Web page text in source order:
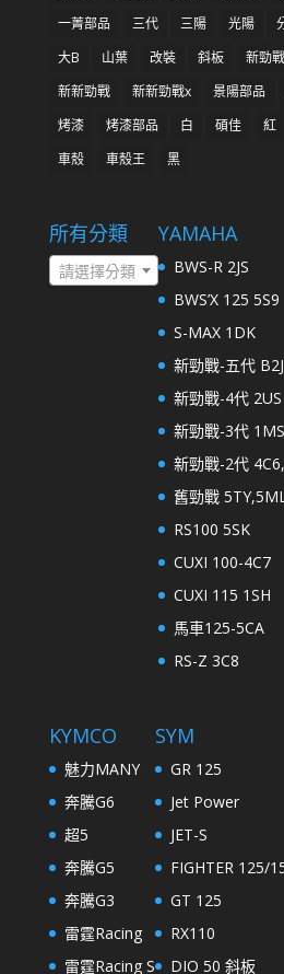
一菁部品
三代 三陽 光陽
大B
山葉 改裝 斜板 新勁戰
新新勁戰
新新勁戰x 景陽部品
烤漆
烤漆部品 白 碩佳 紅
車殼
車殼王 黑
所有分類
請選擇分類
YAMAHA
BWS-R 2JS
BWS’X 125 5S9
S-MAX 1DK
新勁戰-五代 B2J
新勁戰-4代 2US
新勁戰-3代 1MS
新勁戰-2代
舊勁戰
RS100 5SK
CUXI 100-4C7
CUXI 115 1SH
馬車125-5CA
RS-Z 3C8
KYMCO
魅力MANY
奔騰G6
超5
奔騰G5
奔騰G3
雷霆Racing
雷霆Racing S
SYM
GR 125
Jet Power
JET-S
FIGHTER 125/
GT 125
RX110
DIO 50 斜板